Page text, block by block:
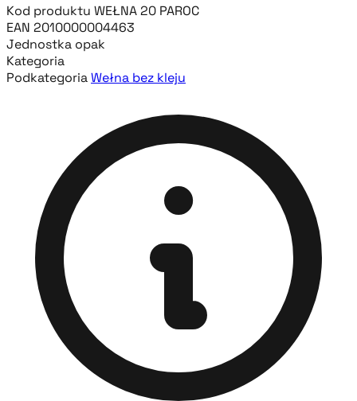
Kod produktu WEŁNA 20 PAROC
EAN 2010000004463
Jednostka opak
Kategoria
PodkategoriaWełna bez kleju